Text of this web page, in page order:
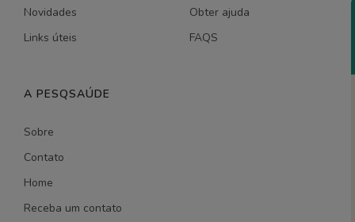
Novidades
Links úteis
Obter ajuda
FAQS
A PESQSAÚDE
Sobre
Contato
Home
Receba um contato